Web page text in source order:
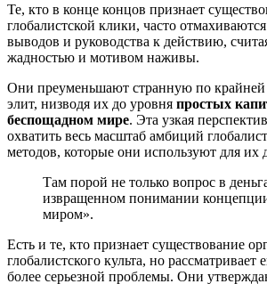
Те, кто в конце концов признает
глобалистской клики, часто
выводов и руководства к действию,
жадностью и мотивом наживы.
Они преуменьшают странную по крайней
элит, низводя их до уровня простых
беспощадном мире. Эта узкая
охватить весь масштаб амбиций
методов, которые они используют для их
Там порой не только вопрос в
извращенном понимании
миром».
Есть и те, кто признает существование
глобалистского культа, но рассматривает
более серьезной проблемы. Они